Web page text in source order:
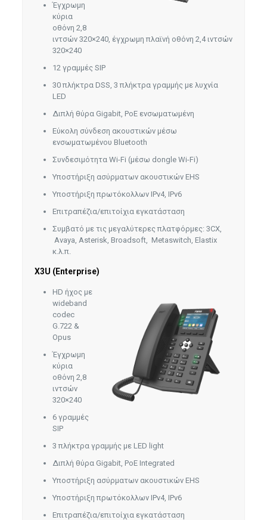
Έγχρωμη
κύρια
οθόνη 2,8
ιντσών 320×240, έγχρωμη πλαϊνή οθόνη 2,4 ιντσών
320×240
12 γραμμές SIP
30 πλήκτρα DSS, 3 πλήκτρα γραμμής με λυχνία
LED
Διπλή θύρα Gigabit, PoE ενσωματωμένη
Εύκολη σύνδεση ακουστικών μέσω
ενσωματωμένου Bluetooth
Συνδεσιμότητα Wi-Fi (μέσω dongle Wi-Fi)
Υποστήριξη ασύρματων ακουστικών EHS
Υποστήριξη πρωτόκολλων IPv4, IPv6
Επιτραπέζια/επιτοίχια εγκατάσταση
Συμβατό με τις μεγαλύτερες πλατφόρμες: 3CX,
Avaya, Asterisk, Broadsoft, Metaswitch, Elastix
κ.λ.π.
X3U (Enterprise)
HD ήχος με
wideband
codec
G.722 &
Opus
Έγχρωμη
κύρια
οθόνη 2,8
ιντσών
320×240
6 γραμμές
SIP
3 πλήκτρα γραμμής με LED light
Διπλή θύρα Gigabit, PoE Integrated
Υποστήριξη ασύρματων ακουστικών EHS
Υποστήριξη πρωτόκολλων IPv4, IPv6
Επιτραπέζια/επιτοίχια εγκατάσταση